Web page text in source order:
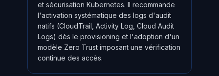
et sécurisation Kubernetes. Il recommande
l'activation systématique des logs d'audit
natifs (CloudTrail, Activity Log, Cloud Audit
Logs) dès le provisioning et l'adoption d'un
modèle Zero Trust imposant une vérification
continue des accès.